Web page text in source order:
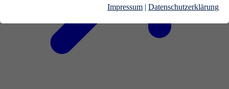
Impressum | Datenschutzerklärung